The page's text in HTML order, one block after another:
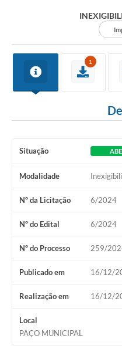
1
Situação
Modalidade
Nº da Licitação 6/2024
Nº do Edital 6/2024
Nº do Processo 259/
Publicado em 16/12/
Realização em 16/12/
Local
PAÇO MUNICIPAL